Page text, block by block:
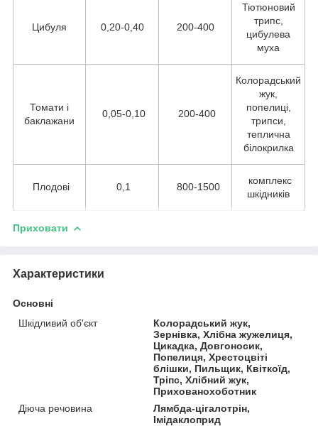
Цибуля 0,20-0,40 200-400
Тютюновий
трипс,
цибулева
муха
Томати і
баклажани
0,05-0,10 200-400
Колорадський
жук,
попелиці,
трипси,
теплична
білокрилка
Плодові 0,1 800-1500
комплекс
шкідників
Приховати
Характеристики
Основні
Шкідливий об'єкт
Колорадський жук,
Зернівка, Хлібна жужелиця,
Цикадка, Довгоносик,
Попелиця, Хрестоцвіті
блішки, Пильщик, Квіткоїд,
Тріпс, Хлібний жук,
Прихованохоботник
Діюча речовина
Лямбда-цігалотрін,
Імідаклоприд